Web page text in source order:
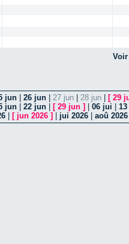
jun 26 jun 27 jun 28 jun [ 29
jun 22 jun [ 29 jun ] 06 jui
[ jun 2026 ] jui 2026 aoû 2026